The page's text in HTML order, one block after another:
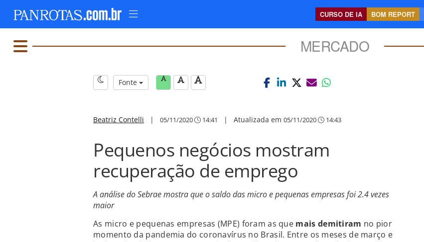
CURSO DE IA BOM REPORT
MERCADO
Fonte
Beatriz Contelli | 05/11/2020 14:41 | Atualizada em 05/11/2020 14:43
Pequenos negócios mostram
recuperação de emprego
A análise do Sebrae mostra que o saldo das micro e pequenas empresas foi 2.4 vezes
maior
As micro e pequenas empresas (MPE) foram as que mais demitiram no pior
momento da pandemia do coronavírus no Brasil. Entre os meses de março e